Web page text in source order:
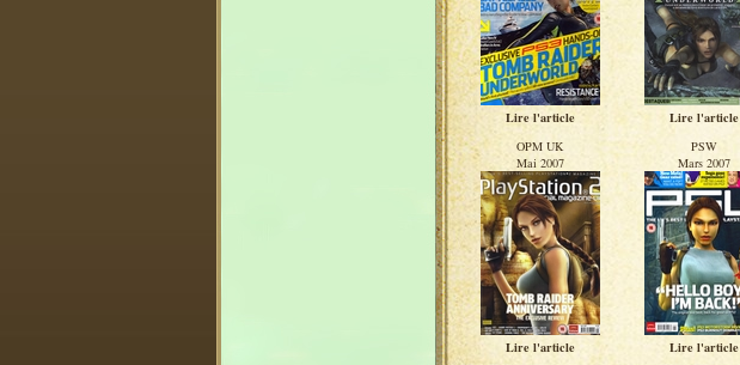
Lire l'article Lire l'article
OPM UK
Mai 2007
Lire l'article
PSW
Mars 2007
Lire l'article